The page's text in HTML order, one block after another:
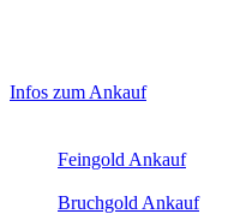
Sidebar
Infos zum Ankauf
Feingold Ankauf
Bruchgold Ankauf